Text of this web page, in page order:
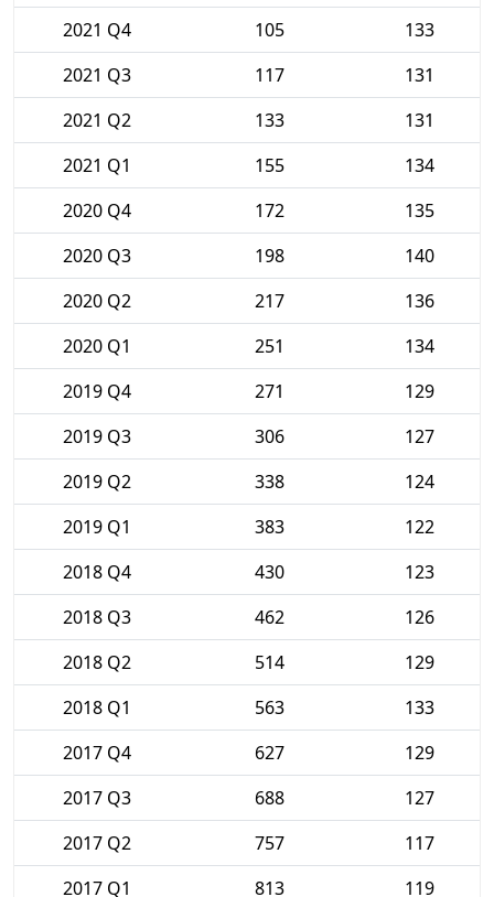
2021 Q4
105
133
2021 Q3
117
131
2021 Q2
133
131
2021 Q1
155
134
2020 Q4
172
135
2020 Q3
198
140
2020 Q2
217
136
2020 Q1
251
134
2019 Q4
271
129
2019 Q3
306
127
2019 Q2
338
124
2019 Q1
383
122
2018 Q4
430
123
2018 Q3
462
126
2018 Q2
514
129
2018 Q1
563
133
2017 Q4
627
129
2017 Q3
688
127
2017 Q2
757
117
2017 Q1
813 119